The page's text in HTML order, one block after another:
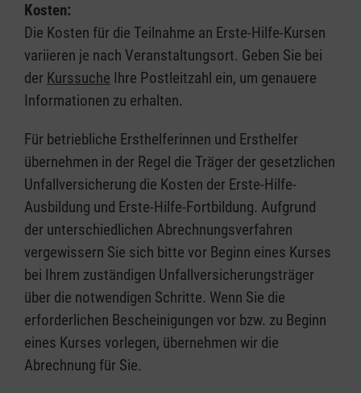
Kosten:
Die Kosten für die Teilnahme an Erste-Hilfe-Kursen
variieren je nach Veranstaltungsort. Geben Sie bei
der Kurssuche Ihre Postleitzahl ein, um genauere
Informationen zu erhalten.
Für betriebliche Ersthelferinnen und Ersthelfer
übernehmen in der Regel die Träger der gesetzlichen
Unfallversicherung die Kosten der Erste-Hilfe-
Ausbildung und Erste-Hilfe-Fortbildung. Aufgrund
der unterschiedlichen Abrechnungsverfahren
vergewissern Sie sich bitte vor Beginn eines Kurses
bei Ihrem zuständigen Unfallversicherungsträger
über die notwendigen Schritte. Wenn Sie die
erforderlichen Bescheinigungen vor bzw. zu Beginn
eines Kurses vorlegen, übernehmen wir die
Abrechnung für Sie.